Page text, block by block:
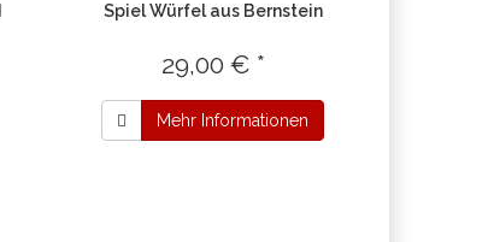
Spiel Würfel aus Bernstein
29,00 € *
Mehr Informationen